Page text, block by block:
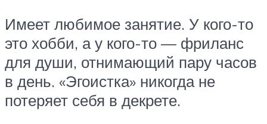
Имеет любимое занятие. У кого-то
это хобби, а у кого-то — фриланс
для души, отнимающий пару часов
в день. «Эгоистка» никогда не
потеряет себя в декрете.